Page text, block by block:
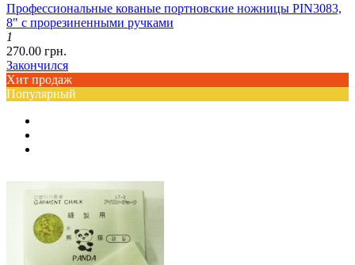
Профессиональные кованые портновские ножницы PIN3083,
8" с прорезиненными ручками
1
270.00 грн.
Закончился
Хит продаж
Популярный